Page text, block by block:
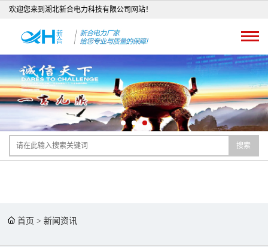
欢迎您来到湖北新合电力科技有限公司网站！
搜索
首页 >新闻资讯